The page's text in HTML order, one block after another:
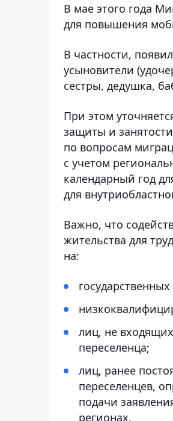
В мае этого года
для повышения
В частности,
усыновители
сестры, дедушка,
При этом
защиты и
по вопросам
с учетом
календарный год
для
Важно, что
жительства для
на:
лиц, не
переселенца;
лиц, ранее
переселенцев,
подачи
регионах.